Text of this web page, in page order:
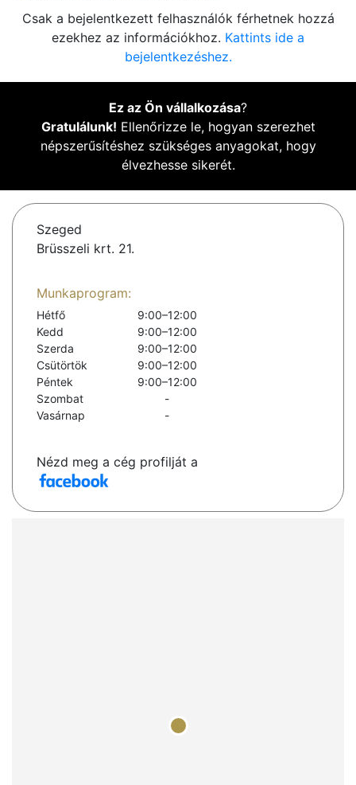
Csak a bejelentkezett felhasználók férhetnek hozzá
ezekhez az információkhoz. Kattints ide a
bejelentkezéshez.
Ez az Ön vállalkozása?
Gratulálunk! Ellenőrizze le, hogyan szerezhet
népszerűsítéshez szükséges anyagokat, hogy
élvezhesse sikerét.
Szeged
Brüsszeli krt. 21.
Munkaprogram:
Hétfő
9:00–12:00
Kedd
9:00–12:00
Szerda
9:00–12:00
Csütörtök
9:00–12:00
Péntek
9:00–12:00
Szombat
-
Vasárnap
-
Nézd meg a cég profilját a